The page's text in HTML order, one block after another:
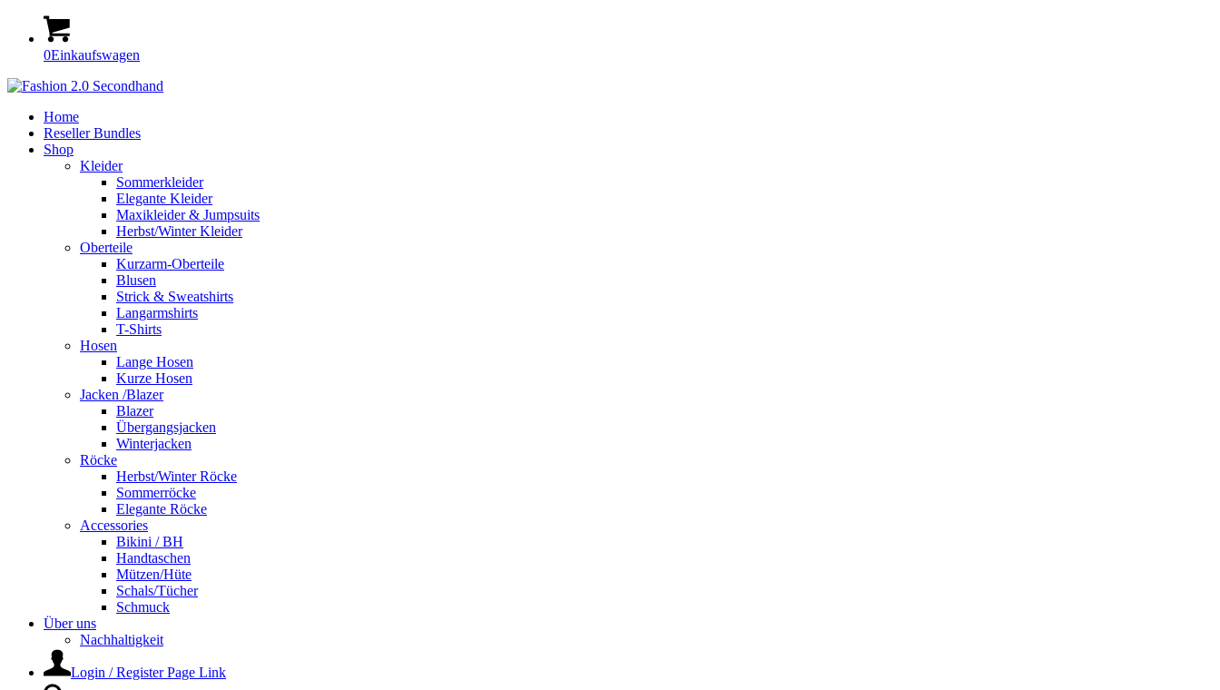
0Einkaufswagen
Home
Reseller Bundles
Shop
Kleider
Sommerkleider
Elegante Kleider
Maxikleider & Jumpsuits
Herbst/Winter Kleider
Oberteile
Kurzarm-Oberteile
Blusen
Strick & Sweatshirts
Langarmshirts
T-Shirts
Hosen
Lange Hosen
Kurze Hosen
Jacken /Blazer
Blazer
Übergangsjacken
Winterjacken
Röcke
Herbst/Winter Röcke
Sommerröcke
Elegante Röcke
Accessories
Bikini / BH
Handtaschen
Mützen/Hüte
Schals/Tücher
Schmuck
Über uns
Nachhaltigkeit
Login / Register Page Link